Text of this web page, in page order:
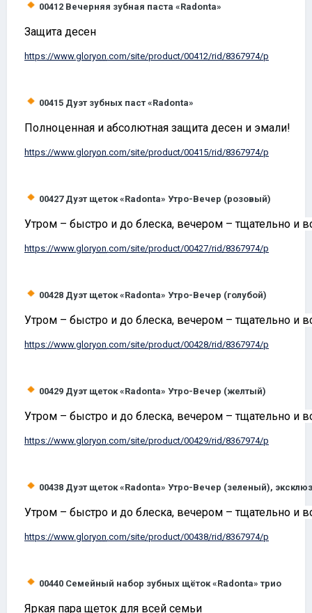
00412 Вечерняя зубная паста «Radonta»
Защита десен
https://www.gloryon .com/site/product/00412/rid/8367974/p
00415 Дуэт зубных паст «Radonta»
Полноценная и абсолютная защита десен и эмали!
https://www.gloryon .com/site/product/00415/rid/8367974/p
00427 Дуэт щеток «Radonta» Утро-Вечер (розовый)
Утром – быстро и до блеска, вечером – тщательно и
https://www.gloryon .com/site/product/00427/rid/8367974/p
00428 Дуэт щеток «Radonta» Утро-Вечер (голубой)
Утром – быстро и до блеска, вечером – тщательно и
https://www.gloryon .com/site/product/00428/rid/8367974/p
00429 Дуэт щеток «Radonta» Утро-Вечер (желтый)
Утром – быстро и до блеска, вечером – тщательно и
https://www.gloryon .com/site/product/00429/rid/8367974/p
00438 Дуэт щеток «Radonta» Утро-Вечер (зеленый),
Утром – быстро и до блеска, вечером – тщательно и
https://www.gloryon .com/site/product/00438/rid/8367974/p
00440 Семейный набор зубных щёток «Radonta» трио
Яркая пара щеток для всей семьи